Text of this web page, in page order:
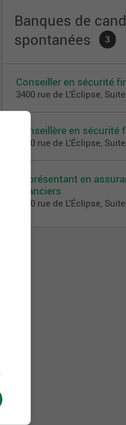
Banques de
spontanées
3
Conseiller en sécurité
3400 rue de L’Éclipse,
Conseillère en sécurité
3400 rue de L’Éclipse,
Représentant en
financiers
3400 rue de L’Éclipse,